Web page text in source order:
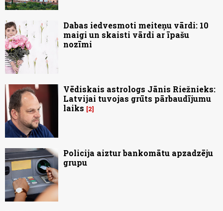
Dabas iedvesmoti meiteņu vārdi: 10
maigi un skaisti vārdi ar īpašu
nozīmi
Vēdiskais astrologs Jānis Riežnieks:
Latvijai tuvojas grūts pārbaudījumu
laiks
2
Policija aiztur bankomātu apzadzēju
grupu